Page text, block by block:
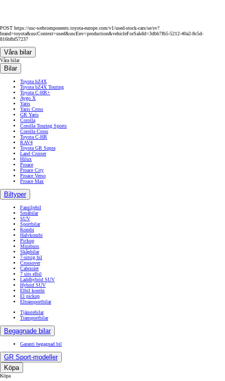
POST https://usc-webcomponents.toyota-europe.com/v1/used-stock-cars/se/sv?
brand=toyota&uscContext=used&uscEnv=production&vehicleForSaleId=3dbb7fb5-5212-40a2-8c5d-
816bfbf57237
Våra bilar
Våra bilar
Bilar
Toyota bZ4X
Toyota bZ4X Touring
Toyota C-HR+
Aygo X
Yaris
Yaris Cross
GR Yaris
Corolla
Corolla Touring Sports
Corolla Cross
Toyota C-HR
RAV4
Toyota GR Supra
Land Cruiser
Hilux
Proace
Proace City
Proace Verso
Proace Max
Biltyper
Familjebil
Småbilar
SUV
Sportbilar
Kombi
Halvkombi
Pickup
Minibuss
Skåpbilar
7-sitsig bil
Crossover
Cabriolet
7 sits elbil
Laddhybrid SUV
Hybrid SUV
Elbil kombi
El pickup
Eltransportbilar
Tjänstebilar
Transportbilar
Begagnade bilar
Garanti begagnad bil
GR Sport-modeller
Köpa
Köpa